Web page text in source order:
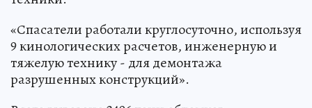
«Спасатели работали круглосуточно, используя
9 кинологических расчетов, инженерную и
тяжелую технику - для демонтажа
разрушенных конструкций».